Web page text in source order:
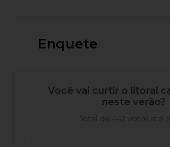
Enquete
Você vai curtir o litoral
neste verão?
Total de 442 votos até